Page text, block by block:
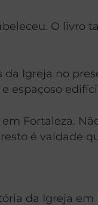
O
Igreja no
espaçoso
Fortaleza.
é vaidade
da Igreja